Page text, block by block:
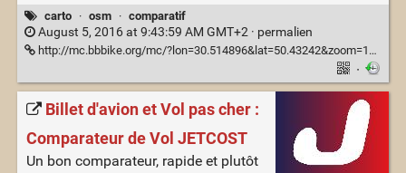
carto · osm · comparatif
August 5, 2016 at 9:43:59 AM GMT+2 · permalien
http://mc.bbbike.org/mc/?lon=30.514896&lat=50.43242&zoom=18&num=4&mt0=google-map&mt1=osmfr&mt2=waze-world&mt3=bing-map&marker=
·
Billet d'avion et Vol pas cher :
Comparateur de Vol JETCOST
Un bon comparateur, rapide et plutôt